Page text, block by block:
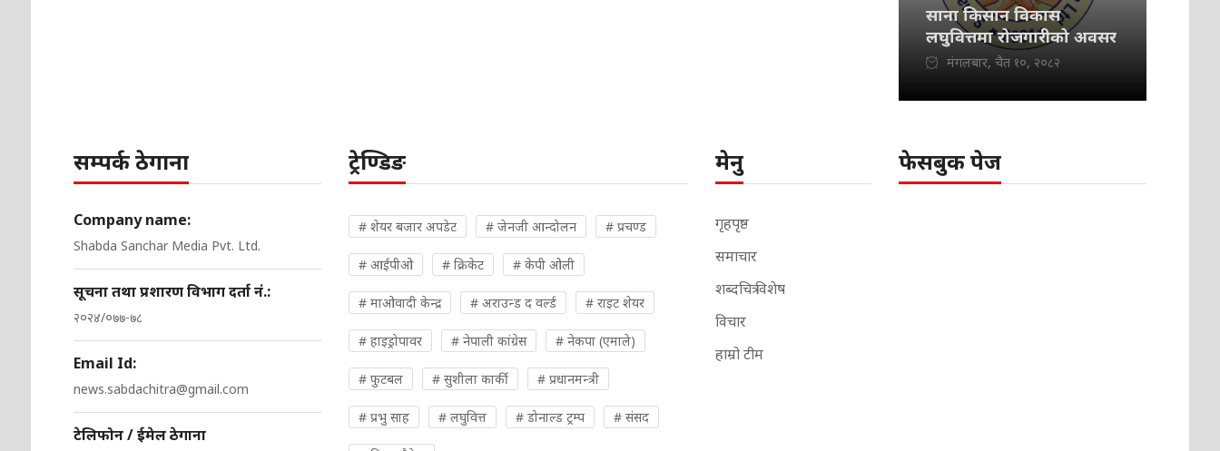
साना किसान विकास
लघुवित्तमा रोजगारीको अवसर
मंगलबार, चैत १०, २०८२
सम्पर्क ठेगाना
Company name:
Shabda Sanchar Media Pvt. Ltd.
सूचना तथा प्रशारण विभाग दर्ता नं.:
२०२४/०७७-७८
Email Id:
news.sabdachitra@gmail.com
टेलिफोन / ईमेल ठेगाना
ट्रेण्डिङ
# शेयर बजार अपडेट # जेनजी आन्दोलन # प्रचण्ड
# आईपीओ # क्रिकेट # केपी ओली
# माओवादी केन्द्र # अराउन्ड द वर्ल्ड # राइट शेयर
# हाइड्रोपावर # नेपाली कांग्रेस # नेकपा (एमाले)
# फुटबल # सुशीला कार्की # प्रधानमन्त्री
# प्रभु साह # लघुवित्त # डोनाल्ड ट्रम्प # संसद
मेनु
गृहपृष्ठ
समाचार
शब्दचित्र विशेष
विचार
हाम्रो टीम
फेसबुक पेज